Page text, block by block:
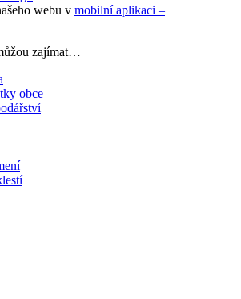
webu v mobilní aplikaci –
zajímat…
obce